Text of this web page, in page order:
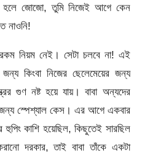
হলে জোজো, তুমি নিজেই আগে কেন
নাওনি!
নিয়ম নেই। সেটা চলবে না! এই
কিংবা নিজের ছেলেমেয়ের জন্য
গুণ নষ্ট হয়ে যায়। বাবা অন্যদের
স্পেশ্যাল কেস। এর আগে একবার
কাশি হয়েছিল, কিছুতেই সারছিল
দরকার, তাই বাবা তাঁকে একটা